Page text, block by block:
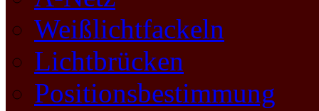
Weißlichtfackeln
Lichtbrücken
Positionsbestimmung